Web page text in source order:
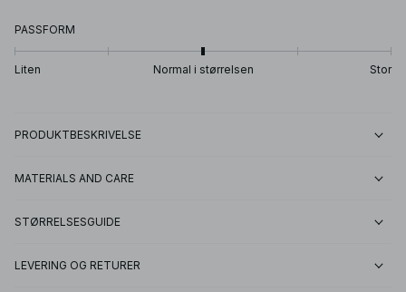
PASSFORM
Liten Normal i størrelsen Stor
PRODUKTBESKRIVELSE
MATERIALS AND CARE
STØRRELSESGUIDE
LEVERING OG RETURER